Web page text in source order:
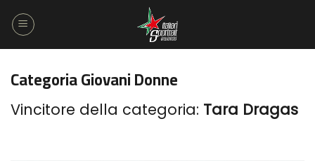
Categoria Giovani Donne
Vincitore della categoria: Tara Dragas